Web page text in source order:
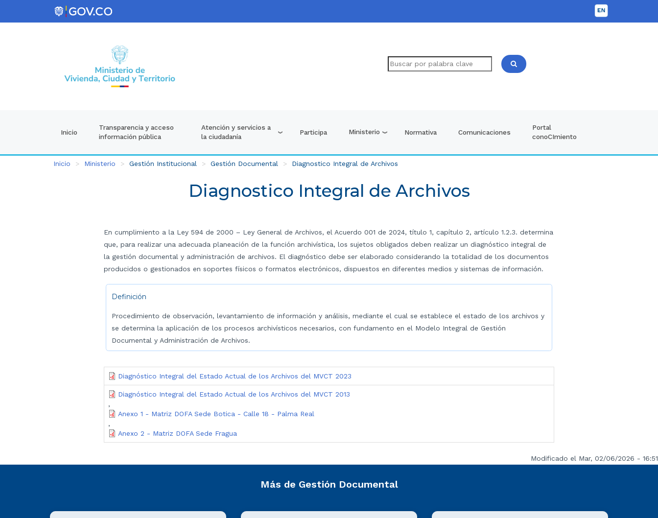
Inicio
Transparencia y acceso
información pública
Atención y servicios a
la ciudadanía
Participa Ministerio Normativa Comunicaciones
Portal
conoCImiento
Inicio Ministerio Gestión Institucional Gestión Documental Diagnostico Integral de Archivos
Diagnostico Integral de Archivos
En cumplimiento a la Ley 594 de 2000 – Ley General de Archivos, el Acuerdo 001 de 2024, título 1, capítulo 2, artículo 1.2.3. determina
que, para realizar una adecuada planeación de la función archivística, los sujetos obligados deben realizar un diagnóstico integral de
la gestión documental y administración de archivos. El diagnóstico debe ser elaborado considerando la totalidad de los documentos
producidos o gestionados en soportes físicos o formatos electrónicos, dispuestos en diferentes medios y sistemas de información.
Definición
Procedimiento de observación, levantamiento de información y análisis, mediante el cual se establece el estado de los archivos y
se determina la aplicación de los procesos archivísticos necesarios, con fundamento en el Modelo Integral de Gestión
Documental y Administración de Archivos.
Diagnóstico Integral del Estado Actual de los Archivos del MVCT 2023
Diagnóstico Integral del Estado Actual de los Archivos del MVCT 2013
,
Anexo 1 - Matriz DOFA Sede Botica - Calle 18 - Palma Real
,
Anexo 2 - Matriz DOFA Sede Fragua
Modificado el Mar, 02/06/2026 - 16:51
Más de Gestión Documental